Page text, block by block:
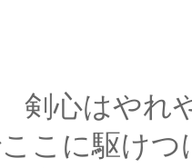
れと肩
こに駆け